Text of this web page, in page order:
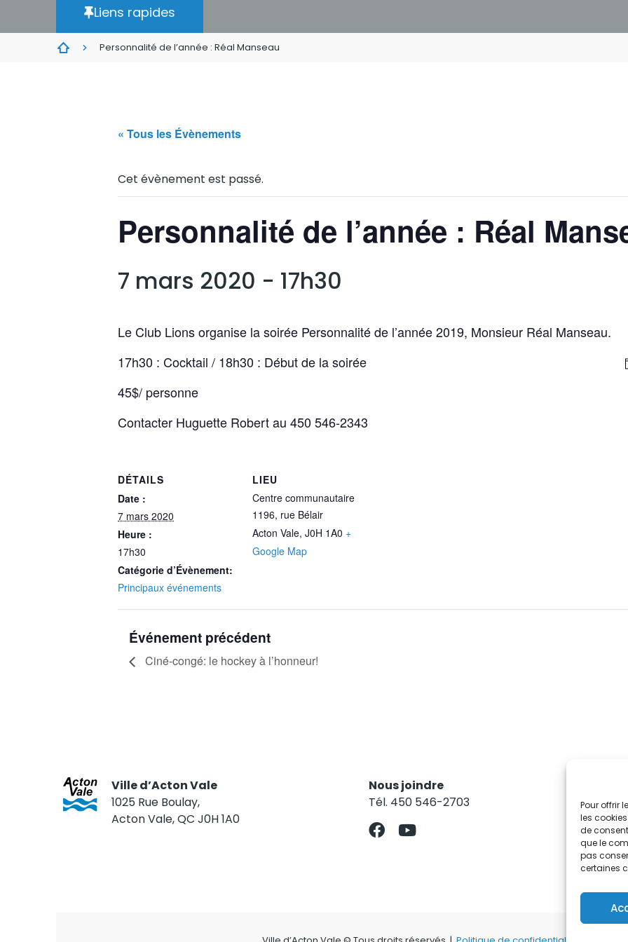
Pour offrir
les
de
que le
pas
certaines
Liens rapides
Personnalité de l’année : Réal Manseau
« Tous les Évènements
Cet évènement est passé.
Personnalité de l’année : Réal
7 mars 2020 - 17h30
Le Club Lions organise la soirée Personnalité de l’année 2019, Monsieur Réal Manseau.
17h30 : Cocktail / 18h30 : Début de la soirée
45$/ personne
Contacter Huguette Robert au 450 546-2343
DÉTAILS
Date :
7 mars 2020
Heure :
17h30
Catégorie d’Évènement:
Principaux événements
LIEU
Centre communautaire
1196, rue Bélair
Acton Vale, J0H 1A0 +
Google Map
Événement précédent
Ciné-congé: le hockey à l’honneur!
Ville d’Acton Vale
1025 Rue Boulay,
Acton Vale, QC J0H 1A0
Nous joindre
Tél. 450 546-2703